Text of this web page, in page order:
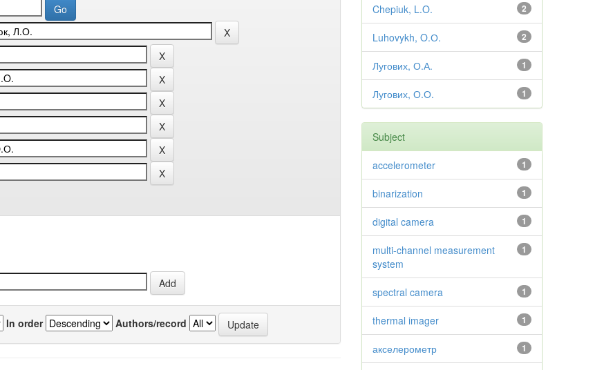
In order Authors/record
2
Chepiuk, L.O.
2
Luhovykh, O.О.
1
Лугових, О.А.
1
Лугових, О.О.
Subject
1
accelerometer
1
binarization
1
digital camera
1
multi-channel measurement
system
1
spectral camera
1
thermal imager
1
акселерометр